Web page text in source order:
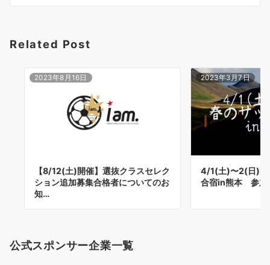
シ
ン
Related Post
2023年8月16日
【8/12(土)開催】選抜クラスセレク
ション追加募集合格者についてのお
知…
2023年3月7日
4/1(土)〜2(日)
合宿in熊本 参加
公式スポンサー企業一覧